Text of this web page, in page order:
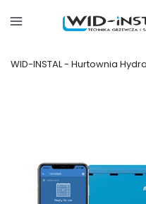
WID-INSTAL - Hurtownia